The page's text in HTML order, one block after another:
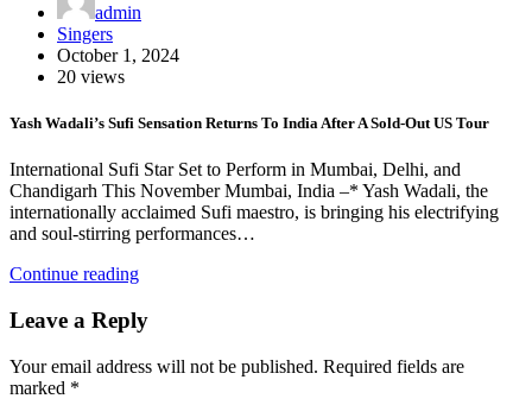
admin
Singers
October 1, 2024
20 views
Yash Wadali’s Sufi Sensation Returns To India After A Sold-Out US Tour
International Sufi Star Set to Perform in Mumbai, Delhi, and
Chandigarh This November Mumbai, India –* Yash Wadali, the
internationally acclaimed Sufi maestro, is bringing his electrifying
and soul-stirring performances…
Continue reading
Leave a Reply
Your email address will not be published. Required fields are
marked *